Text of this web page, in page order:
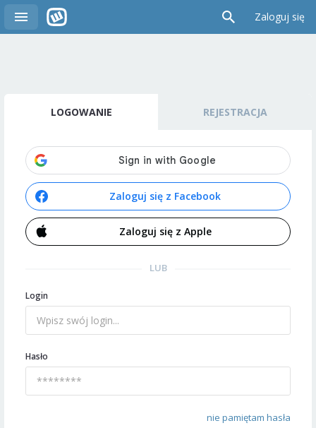
Zaloguj się
LOGOWANIE REJESTRACJA
Zaloguj się z Facebook
Zaloguj się z Apple
LUB
Login
Hasło
nie pamiętam hasła